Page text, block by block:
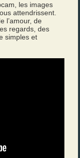
les images
attendrissent.
l’amour, de
regards, des
simples et